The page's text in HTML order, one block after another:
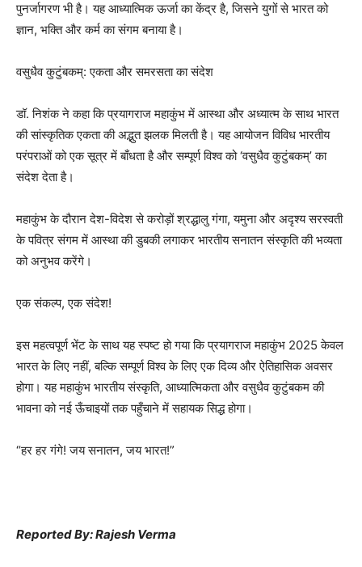
पुनर्जागरण भी है। यह आध्यात्मिक ऊर्जा का केंद्र है, जिसने युगों से भारत को
ज्ञान, भक्ति और कर्म का संगम बनाया है।
वसुधैव कुटुंबकम्: एकता और समरसता का संदेश
डॉ. निशंक ने कहा कि प्रयागराज महाकुंभ में आस्था और अध्यात्म के साथ भारत
की सांस्कृतिक एकता की अद्भुत झलक मिलती है। यह आयोजन विविध भारतीय
परंपराओं को एक सूत्र में बाँधता है और सम्पूर्ण विश्व को ‘वसुधैव कुटुंबकम्’ का
संदेश देता है।
महाकुंभ के दौरान देश-विदेश से करोड़ों श्रद्धालु गंगा, यमुना और अदृश्य सरस्वती
के पवित्र संगम में आस्था की डुबकी लगाकर भारतीय सनातन संस्कृति की भव्यता
को अनुभव करेंगे।
एक संकल्प, एक संदेश!
इस महत्वपूर्ण भेंट के साथ यह स्पष्ट हो गया कि प्रयागराज महाकुंभ 2025 केवल
भारत के लिए नहीं, बल्कि सम्पूर्ण विश्व के लिए एक दिव्य और ऐतिहासिक अवसर
होगा। यह महाकुंभ भारतीय संस्कृति, आध्यात्मिकता और वसुधैव कुटुंबकम की
भावना को नई ऊँचाइयों तक पहुँचाने में सहायक सिद्ध होगा।
“हर हर गंगे! जय सनातन, जय भारत!”
Reported By: Rajesh Verma